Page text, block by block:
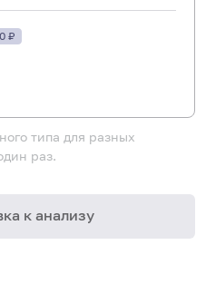
₽
типа для разных
раз.
к анализу